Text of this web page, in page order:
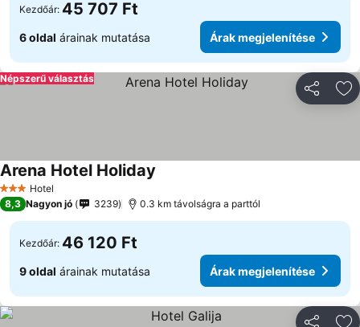
Kezdőár: 45 707 Ft
6 oldal árainak mutatása Árak megjelenítése
Népszerű választás
3 Kategória
Hotel
Arena Hotel Holiday
8,3 Nagyon jó 3239 0.3 km távolságra a parttól
Kezdőár: 46 120 Ft
9 oldal árainak mutatása Árak megjelenítése